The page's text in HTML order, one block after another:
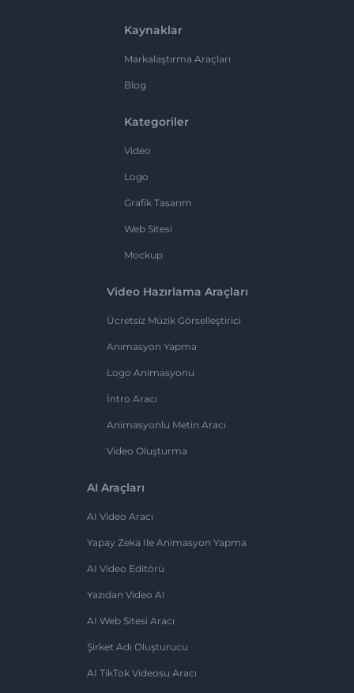
Kaynaklar
Markalaştırma Araçları
Blog
Kategoriler
Video
Logo
Grafik Tasarım
Web Sitesi
Mockup
Video Hazırlama Araçları
Ücretsiz Müzik Görselleştirici
Animasyon Yapma
Logo Animasyonu
İntro Aracı
Animasyonlu Metin Aracı
Video Oluşturma
AI Araçları
AI Video Aracı
Yapay Zeka Ile Animasyon Yapma
AI Video Editörü
Yazıdan Video AI
AI Web Sitesi Aracı
Şirket Adı Oluşturucu
AI TikTok Videosu Aracı